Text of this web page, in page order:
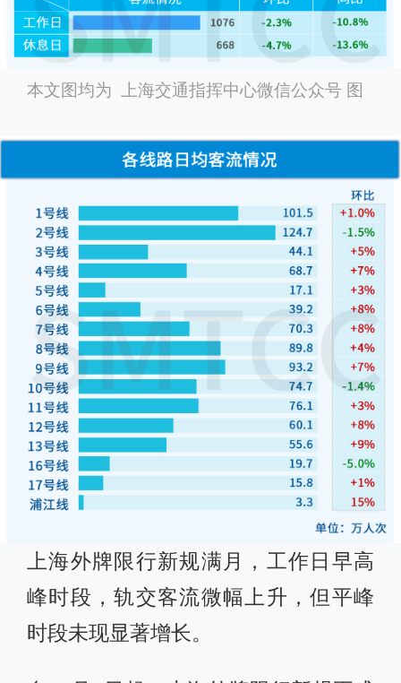
本文图均为 上海交通指挥中心微信公众号 图
上海外牌限行新规满月，工作日早高
峰时段，轨交客流微幅上升，但平峰
时段未现显著增长。